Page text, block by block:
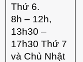
Thứ 6.
8h – 12h,
13h30 –
17h30 Thứ 7
và Chủ Nhật